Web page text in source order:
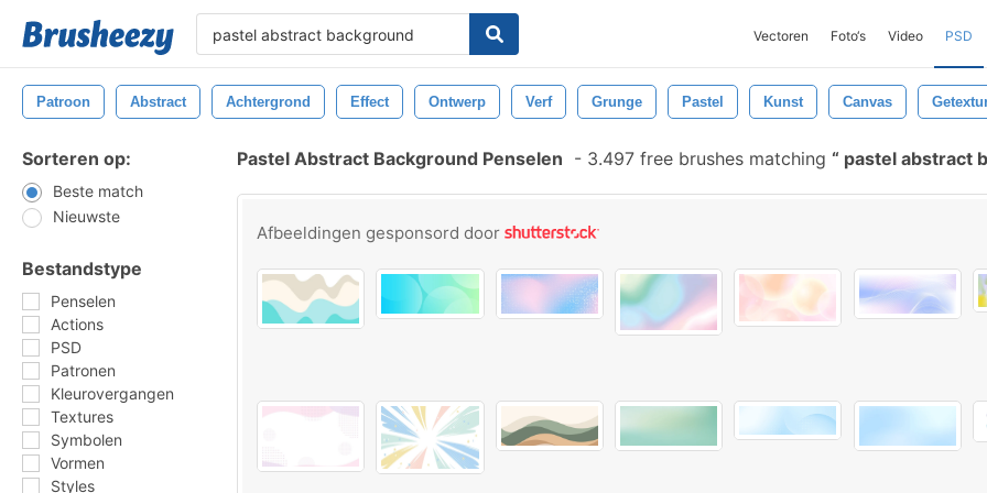
Vectoren Foto‘s Video PSD
Patroon Abstract Achtergrond Effect Ontwerp Verf Grunge Pastel Kunst Canvas
Sorteren op:
Beste match
Nieuwste
Bestandstype
Penselen
Actions
PSD
Patronen
Kleurovergangen
Textures
Symbolen
Vormen
Styles
Pastel Abstract Background Penselen - 3.497 free brushes matching pastel abstract
Afbeeldingen gesponsord door